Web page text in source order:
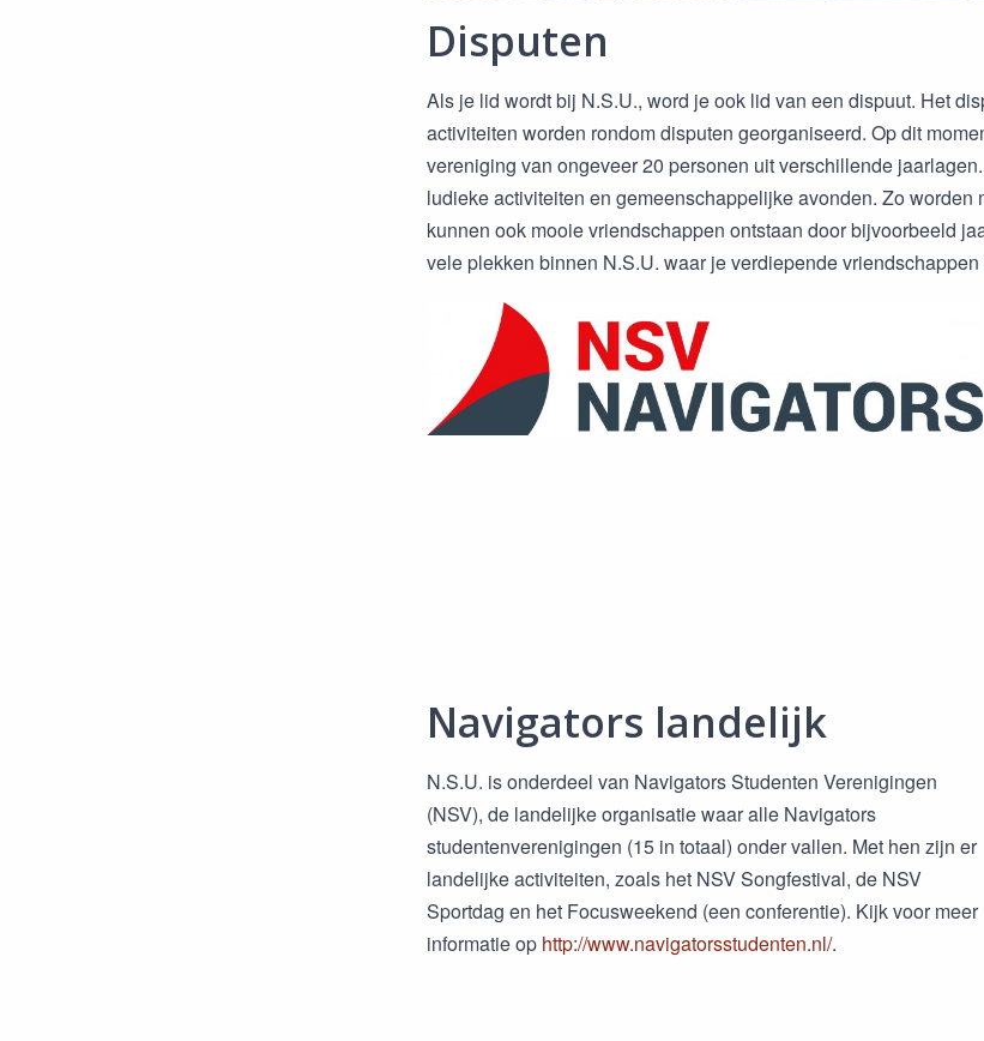
Disputen
Als je lid wordt bij N.S.U., word je ook lid van een dispuut. Het
activiteiten worden rondom disputen georganiseerd. Op dit
vereniging van ongeveer 20 personen uit verschillende
ludieke activiteiten en gemeenschappelijke avonden. Zo
kunnen ook mooie vriendschappen ontstaan door bijvoorbeeld
vele plekken binnen N.S.U. waar je verdiepende
Navigators landelijk
N.S.U. is onderdeel van Navigators Studenten Verenigingen
(NSV), de landelijke organisatie waar alle Navigators
studentenverenigingen (15 in totaal) onder vallen. Met hen zijn er
landelijke activiteiten, zoals het NSV Songfestival, de NSV
Sportdag en het Focusweekend (een conferentie). Kijk voor meer
informatie op http://www.navigatorsstudenten.nl/.